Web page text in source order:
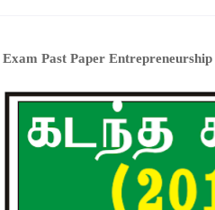
Past Paper Entrepreneurship